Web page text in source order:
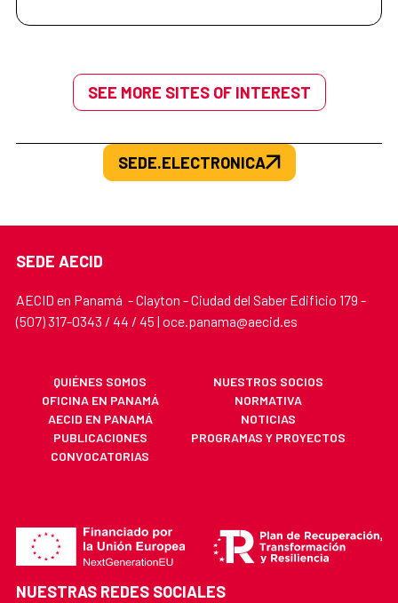
SEE MORE SITES OF INTEREST
SEDE.ELECTRONICA
SEDE AECID
AECID en Panamá - Clayton - Ciudad del Saber Edificio 179 -
(507) 317-0343 / 44 / 45 | oce.panama@aecid.es
QUIÉNES SOMOS
NUESTROS SOCIOS
OFICINA EN PANAMÁ
NORMATIVA
AECID EN PANAMÁ
NOTICIAS
PUBLICACIONES
PROGRAMAS Y PROYECTOS
CONVOCATORIAS
NUESTRAS REDES SOCIALES